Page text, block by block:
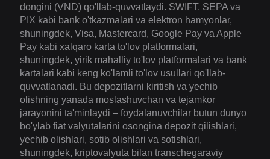
dongini (VND) qo'llab-quvvatlaydi. SWIFT, SEPA va
PIX kabi bank o'tkazmalari va elektron hamyonlar,
shuningdek, Visa, Mastercard, Google Pay va Apple
Pay kabi xalqaro karta to'lov platformalari,
shuningdek, yirik mahalliy to'lov platformalari va bank
kartalari kabi keng ko'lamli to'lov usullari qo'llab-
quvvatlanadi. Bu depozitlarni kiritish va yechib
olishning yanada moslashuvchan va tejamkor
jarayonini ta'minlaydi – foydalanuvchilar butun dunyo
bo'ylab fiat valyutalarini osongina depozit qilishlari,
yechib olishlari, sotib olishlari va sotishlari,
shuningdek, kriptovalyuta bilan transchegaraviy